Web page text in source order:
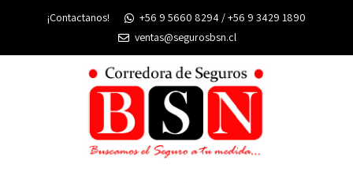
¡Contactanos!
+56 9 5660 8294 / +56 9 3429 1890
ventas@segurosbsn.cl